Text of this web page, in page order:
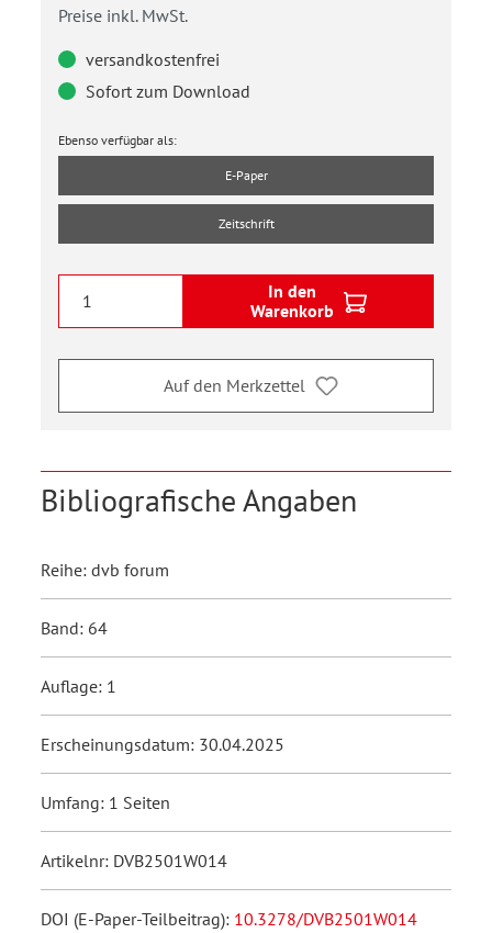
Preise inkl. MwSt.
versandkostenfrei
Sofort zum Download
Ebenso verfügbar als:
E-Paper
Zeitschrift
In den
Warenkorb
Auf den Merkzettel
Bibliografische Angaben
Reihe: dvb forum
Band: 64
Auflage: 1
Erscheinungsdatum: 30.04.2025
Umfang: 1 Seiten
Artikelnr: DVB2501W014
DOI (E-Paper-Teilbeitrag): 10.3278/DVB2501W014